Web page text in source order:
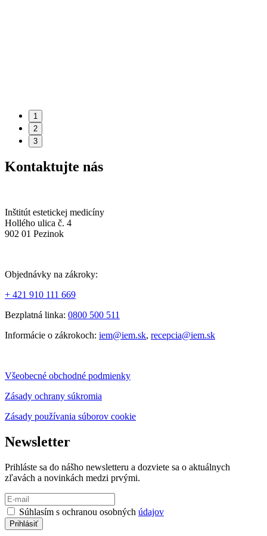
1
2
3
Kontaktujte nás
Inštitút estetickej medicíny
Hollého ulica č. 4
902 01 Pezinok
Objednávky na zákroky:
+ 421 910 111 669
Bezplatná linka: 0800 500 511
Informácie o zákrokoch: iem@iem.sk, recepcia@iem.sk
Všeobecné obchodné podmienky
Zásady ochrany súkromia
Zásady používania súborov cookie
Newsletter
Prihláste sa do nášho newsletteru a dozviete sa o aktuálnych
zľavách a novinkách medzi prvými.
Súhlasím s ochranou osobných údajov